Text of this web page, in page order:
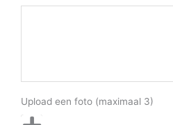
Upload een foto (maximaal 3)